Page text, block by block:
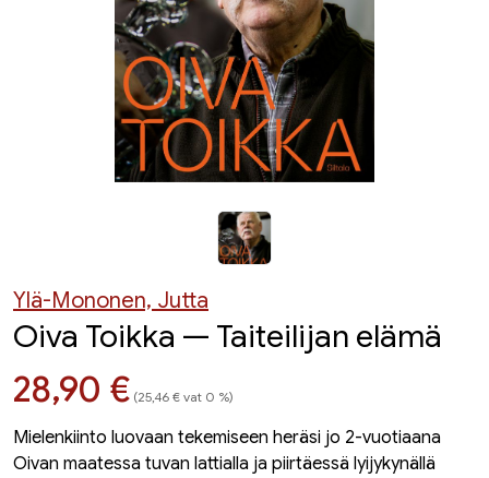
Ylä-Mononen, Jutta
Oiva Toikka — Taiteilijan elämä
Hinta nyt
28,90 € (25,46 € vat 0 %)
Mielenkiinto luovaan tekemiseen heräsi jo 2-vuotiaana
Oivan maatessa tuvan lattialla ja piirtäessä lyijykynällä